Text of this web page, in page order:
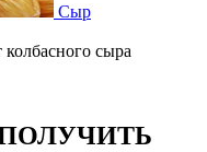
Сыр
сыра